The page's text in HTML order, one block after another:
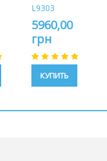
L9303
5960,00
грн
КУПИТЬ